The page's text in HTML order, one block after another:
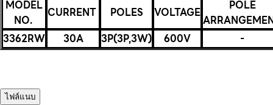
MODEL
NO.
CURRENT POLES VOLTAGE
POLE
3362RW
30A 3P(3P,3W) 600V -
ไฟล์แนบ